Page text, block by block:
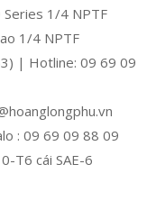
Series 1/4 NPTF
1/4 NPTF
| Hotline: 09 69 09
: 09 69 09 88 09
T6 cái SAE-6